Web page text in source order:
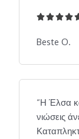

Beste O.
“Η Έλσα
νιώσεις